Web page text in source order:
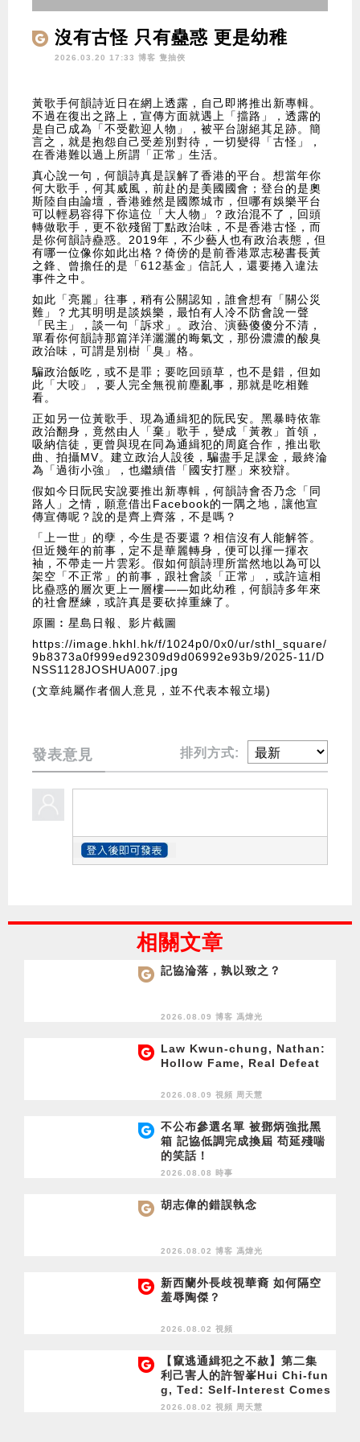
沒有古怪 只有蠱惑 更是幼稚
2026.03.20 17:33 博客 隻抽俠
黃歌手何韻詩近日在網上透露，自己即將推出新專輯。
不過在復出之路上，宣傳方面就遇上「擋路」，透露的
是自己成為「不受歡迎人物」，被平台謝絕其足跡。簡
言之，就是抱怨自己受差別對待，一切變得「古怪」，
在香港難以過上所謂「正常」生活。
真心說一句，何韻詩真是誤解了香港的平台。想當年你
何大歌手，何其威風，前赴的是美國國會；登台的是奧
斯陸自由論壇，香港雖然是國際城市，但哪有娛樂平台
可以輕易容得下你這位「大人物」？政治混不了，回頭
轉做歌手，更不欲殘留丁點政治味，不是香港古怪，而
是你何韻詩蠱惑。2019年，不少藝人也有政治表態，但
有哪一位像你如此出格？倚傍的是前香港眾志秘書長黃
之鋒、曾擔任的是「612基金」信託人，還要捲入違法
事件之中。
如此「亮麗」往事，稍有公關認知，誰會想有「關公災
難」？尤其明明是談娛樂，最怕有人冷不防會說一聲
「民主」，談一句「訴求」。政治、演藝傻傻分不清，
單看你何韻詩那篇洋洋灑灑的晦氣文，那份濃濃的酸臭
政治味，可謂是別樹「臭」格。
騙政治飯吃，或不是罪；要吃回頭草，也不是錯，但如
此「大咬」，要人完全無視前塵亂事，那就是吃相難
看。
正如另一位黃歌手、現為通緝犯的阮民安。黑暴時依靠
政治翻身，竟然由人「棄」歌手，變成「黃教」首領，
吸納信徒，更曾與現在同為通緝犯的周庭合作，推出歌
曲、拍攝MV。建立政治人設後，騙盡手足課金，最終淪
為「過街小強」，也繼續借「國安打壓」來狡辯。
假如今日阮民安說要推出新專輯，何韻詩會否乃念「同
路人」之情，願意借出Facebook的一隅之地，讓他宣
傳宣傳呢？說的是齊上齊落，不是嗎？
「上一世」的孽，今生是否要還？相信沒有人能解答。
但近幾年的前事，定不是華麗轉身，便可以揮一揮衣
袖，不帶走一片雲彩。假如何韻詩理所當然地以為可以
架空「不正常」的前事，跟社會談「正常」，或許這相
比蠱惑的層次更上一層樓——如此幼稚，何韻詩多年來
的社會歷練，或許真是要砍掉重練了。
原圖︰星島日報、影片截圖
https://image.hkhl.hk/f/1024p0/0x0/ur/sthl_square/
9b8373a0f999ed92309d9d06992e93b9/2025-11/D
NSS1128JOSHUA007.jpg
(文章純屬作者個人意見，並不代表本報立場)
發表意見 排列方式:
相關文章
記協淪落，孰以致之？
2026.08.09 博客 馮煒光
Law Kwun-chung, Nathan:
Hollow Fame, Real Defeat
2026.08.09 視頻 周天慧
不公布參選名單 被鄧炳強批黑
箱 記協低調完成換屆 苟延殘喘
的笑話！
2026.08.08 時事
胡志偉的錯誤執念
2026.08.02 博客 馮煒光
新西蘭外長歧視華裔 如何隔空
羞辱陶傑？
2026.08.02 視頻
【竄逃通緝犯之不赦】第二集
利己害人的許智峯Hui Chi-fun
g, Ted: Self-Interest Comes
at Others' Expense
2026.08.02 視頻 周天慧